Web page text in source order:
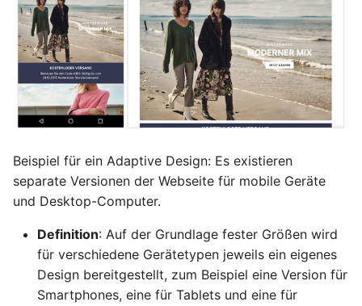
2.7.4 Festplatten und ihre
Lebensdauer
2.7.5 Festplattenverbund
2.8 Selbsttest zu Linux
Grundlagen der CSS-
Formatierung
6.3 Erweiterung der CSS-
Formatierung
6.3.1
6.3.2 Schriftformatierung
Ausrichtungen
6.3.4 Listenformatierung
7.5 JavaScript in der Praxis
7.5.1 Einfache Beispiele mit
window-Objekt
7.5.2 Weitere einfache
Beispiele
7.5.3 Formulare I:
Vollständigkeit prüfen
7.5.4 Formulare II:
Besondere Überprüfungen
7.5.5 Grafiken einsetzen
Beispiel für ein Adaptive Design: Es existieren
separate Versionen der Webseite für mobile Geräte
und Desktop-Computer.
Definition: Auf der Grundlage fester Größen wird
für verschiedene Gerätetypen jeweils ein eigenes
Design bereitgestellt, zum Beispiel eine Version für
Smartphones, eine für Tablets und eine für